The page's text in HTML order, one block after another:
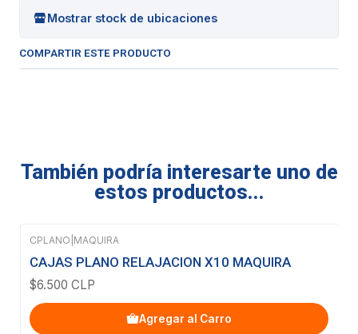
Mostrar stock de ubicaciones
COMPARTIR ESTE PRODUCTO
También podría interesarte uno de
estos productos...
CPLANO MAQUIRA
CAJAS PLANO RELAJACION X10 MAQUIRA
$6.500 CLP
Agregar al Carro